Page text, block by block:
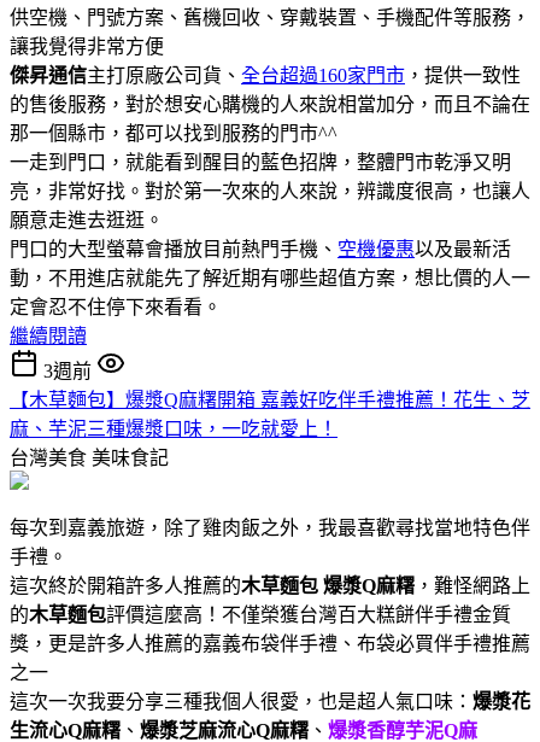
供空機、門號方案、舊機回收、穿戴裝置、手機配件等服務，
讓我覺得非常方便
傑昇通信主打原廠公司貨、 全台超過160家門市 ，提供一致性
的售後服務，對於想安心購機的人來說相當加分，而且不論在
那一個縣市，都可以找到服務的門市^^
一走到門口，就能看到醒目的藍色招牌，整體門市乾淨又明
亮，非常好找。對於第一次來的人來說，辨識度很高，也讓人
願意走進去逛逛。
門口的大型螢幕會播放目前熱門手機、 空機優惠以及最新活
動，不用進店就能先了解近期有哪些超值方案，想比價的人一
定會忍不住停下來看看。
繼續閱讀
3週前
【木草麵包】爆漿Q麻糬開箱 嘉義好吃伴手禮推薦！花生、芝
麻、芋泥三種爆漿口味，一吃就愛上！
台灣美食 美味食記
每次到嘉義旅遊，除了雞肉飯之外，我最喜歡尋找當地特色伴
手禮。
這次終於開箱許多人推薦的木草麵包 爆漿Q麻糬 ，難怪網路上
的木草麵包評價這麼高！不僅榮獲台灣百大糕餅伴手禮金質
獎，更是許多人推薦的嘉義布袋伴手禮、布袋必買伴手禮推薦
之一
這次一次我要分享三種我個人很愛，也是超人氣口味： 爆漿花
生流心Q麻糬 、 爆漿芝麻流心Q麻糬 、 爆漿香醇芋泥Q麻